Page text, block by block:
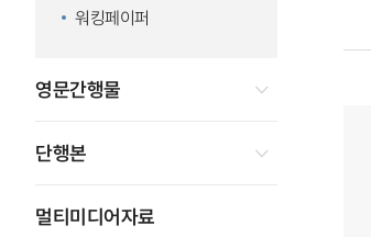
워킹페이퍼
영문간행물
단행본
멀티미디어자료